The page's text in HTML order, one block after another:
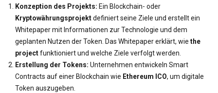
Konzeption des Projekts: Ein Blockchain- oder
Kryptowährungsprojektdefiniert seine Ziele und erstellt ein
Whitepaper mit Informationen zur Technologie und dem
geplanten Nutzen der Token. Das Whitepaper erklärt, wie the
projectfunktioniert und welche Ziele verfolgt werden.
Erstellung der Tokens: Unternehmen entwickeln Smart
Contracts auf einer Blockchain wie Ethereum ICO, um digitale
Token auszugeben.